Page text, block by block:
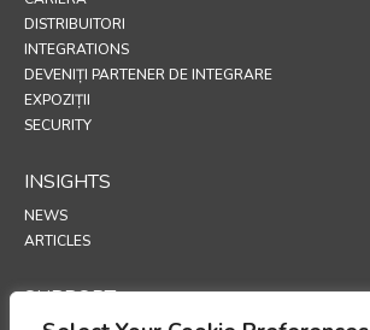
DISTRIBUITORI
INTEGRATIONS
DEVENIȚI PARTENER DE INTEGRARE
EXPOZIȚII
SECURITY
INSIGHTS
NEWS
ARTICLES
SUPPORT